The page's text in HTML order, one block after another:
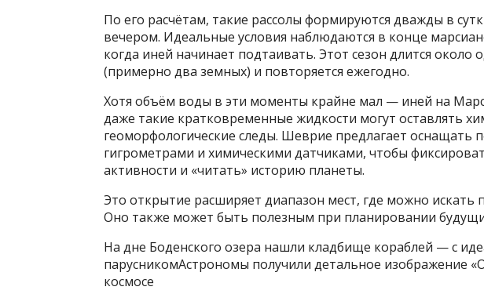
По его расчётам, такие рассолы формируются дважды в
вечером. Идеальные условия наблюдаются в конце
когда иней начинает подтаивать. Этот сезон длится около
(примерно два земных) и повторяется ежегодно.
Хотя объём воды в эти моменты крайне мал — иней на
даже такие кратковременные жидкости могут оставлять
геоморфологические следы. Шеврие предлагает оснащать
гигрометрами и химическими датчиками, чтобы
активности и «читать» историю планеты.
Это открытие расширяет диапазон мест, где можно искать
Оно также может быть полезным при планировании
На дне Боденского озера нашли кладбище кораблей — с
парусникомАстрономы получили детальное изображение
космосе